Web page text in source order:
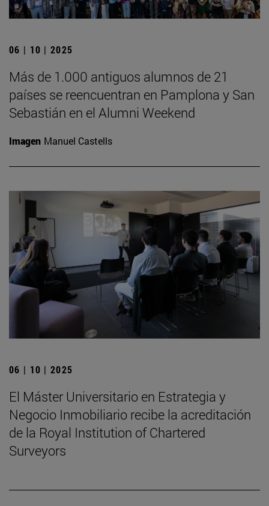
06 | 10 | 2025
Más de 1.000 antiguos alumnos de 21
países se reencuentran en Pamplona y San
Sebastián en el Alumni Weekend
Imagen Manuel Castells
06 | 10 | 2025
El Máster Universitario en Estrategia y
Negocio Inmobiliario recibe la acreditación
de la Royal Institution of Chartered
Surveyors